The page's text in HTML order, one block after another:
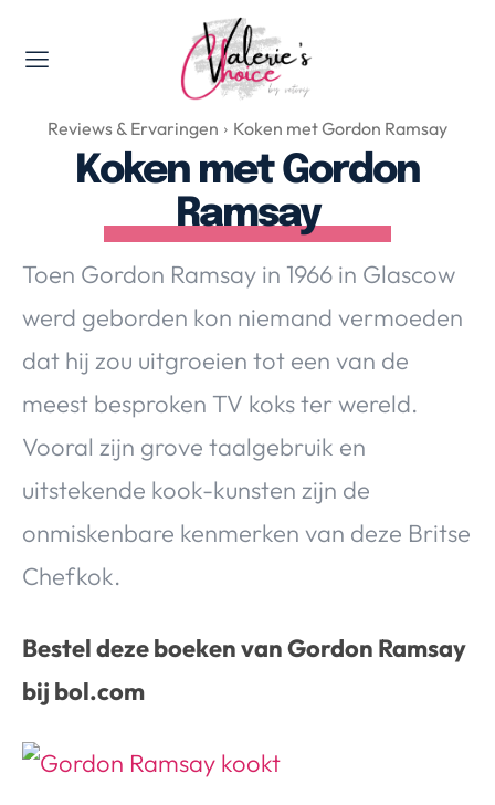
Valerie's Topics
Travel & Culture
Food & Drinks
Happyness & Opmerkelijk
Lifestyle, Sport & Duurzaamheid
Gadgets & Tech
Top 5 van Valerie
Nieuws & Media
Over Valerie
Food & Drinks Health & Beauty
Travel
Reviews & Ervaringen Koken met Gordon Ramsay
Koken met Gordon
Ramsay
Toen Gordon Ramsay in 1966 in Glascow
werd geborden kon niemand vermoeden
dat hij zou uitgroeien tot een van de
meest besproken TV koks ter wereld.
Vooral zijn grove taalgebruik en
uitstekende kook-kunsten zijn de
onmiskenbare kenmerken van deze Britse
Chefkok.
Bestel deze boeken van Gordon Ramsay
bij bol.com